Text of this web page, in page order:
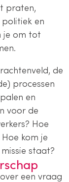
praten,
en
je om tot
de
processen
en
voor de
Hoe
kom je
staat?
een vraag